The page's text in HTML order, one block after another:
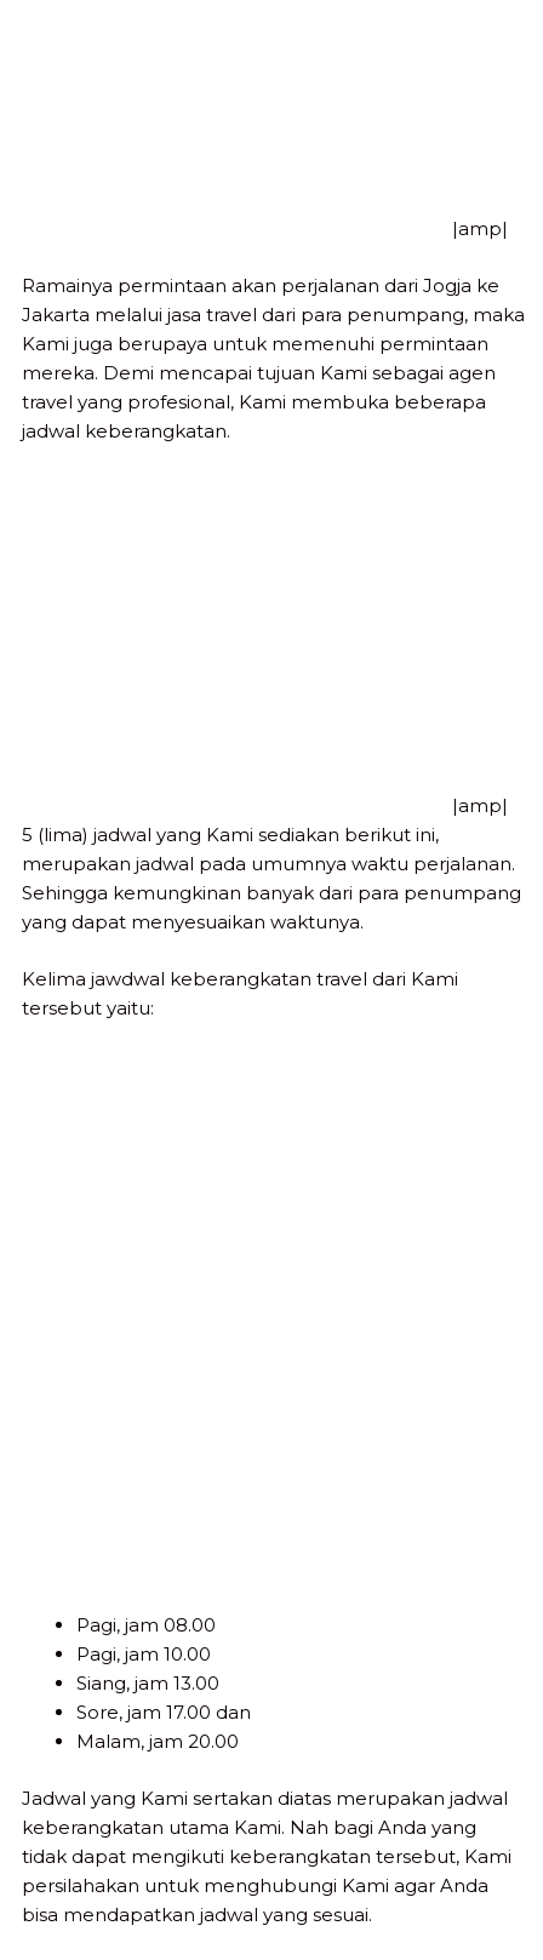
|amp|
Ramainya permintaan akan perjalanan dari Jogja ke
Jakarta melalui jasa travel dari para penumpang, maka
Kami juga berupaya untuk memenuhi permintaan
mereka. Demi mencapai tujuan Kami sebagai agen
travel yang profesional, Kami membuka beberapa
jadwal keberangkatan.
|amp|
5 (lima) jadwal yang Kami sediakan berikut ini,
merupakan jadwal pada umumnya waktu perjalanan.
Sehingga kemungkinan banyak dari para penumpang
yang dapat menyesuaikan waktunya.
Kelima jawdwal keberangkatan travel dari Kami
tersebut yaitu:
Pagi, jam 08.00
Pagi, jam 10.00
Siang, jam 13.00
Sore, jam 17.00 dan
Malam, jam 20.00
Jadwal yang Kami sertakan diatas merupakan jadwal
keberangkatan utama Kami. Nah bagi Anda yang
tidak dapat mengikuti keberangkatan tersebut, Kami
persilahakan untuk menghubungi Kami agar Anda
bisa mendapatkan jadwal yang sesuai.